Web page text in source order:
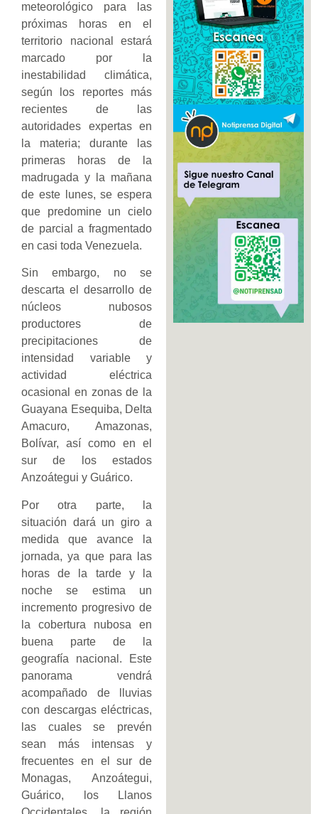
meteorológico para las
próximas horas en el
territorio nacional estará
marcado por la
inestabilidad climática,
según los reportes más
recientes de las
autoridades expertas en
la materia; durante las
primeras horas de la
madrugada y la mañana
de este lunes, se espera
que predomine un cielo
de parcial a fragmentado
en casi toda Venezuela.
Sin embargo, no se
descarta el desarrollo de
núcleos nubosos
productores de
precipitaciones de
intensidad variable y
actividad eléctrica
ocasional en zonas de la
Guayana Esequiba, Delta
Amacuro, Amazonas,
Bolívar, así como en el
sur de los estados
Anzoátegui y Guárico.
Por otra parte, la
situación dará un giro a
medida que avance la
jornada, ya que para las
horas de la tarde y la
noche se estima un
incremento progresivo de
la cobertura nubosa en
buena parte de la
geografía nacional. Este
panorama vendrá
acompañado de lluvias
con descargas eléctricas,
las cuales se prevén
sean más intensas y
frecuentes en el sur de
Monagas, Anzoátegui,
Guárico, los Llanos